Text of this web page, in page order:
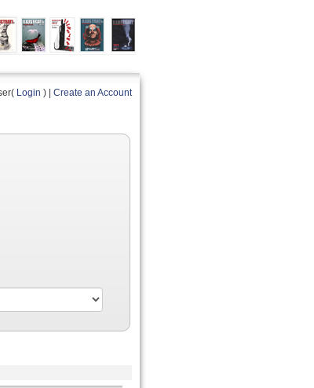
Login ) | Create an Account